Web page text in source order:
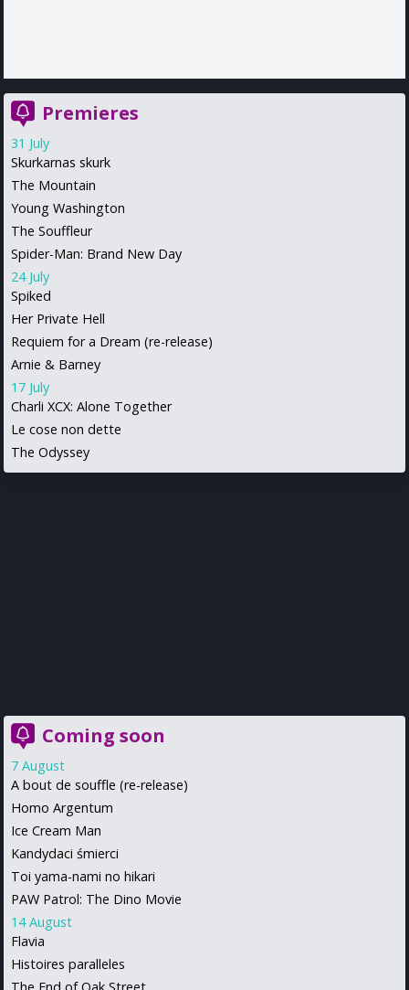
Premieres
31 July
Skurkarnas skurk
The Mountain
Young Washington
The Souffleur
Spider-Man: Brand New Day
24 July
Spiked
Her Private Hell
Requiem for a Dream (re-release)
Arnie & Barney
17 July
Charli XCX: Alone Together
Le cose non dette
The Odyssey
Coming soon
7 August
A bout de souffle (re-release)
Homo Argentum
Ice Cream Man
Kandydaci śmierci
Toi yama-nami no hikari
PAW Patrol: The Dino Movie
14 August
Flavia
Histoires paralleles
The End of Oak Street